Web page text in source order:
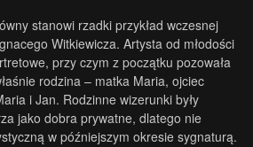
stanowi rzadki przykład wczesnej
Witkiewicza. Artysta od młodości
przy czym z początku pozowała
rodzina – matka Maria, ojciec
i Jan. Rodzinne wizerunki były
jako dobra prywatne, dlatego nie
w późniejszym okresie sygnaturą.